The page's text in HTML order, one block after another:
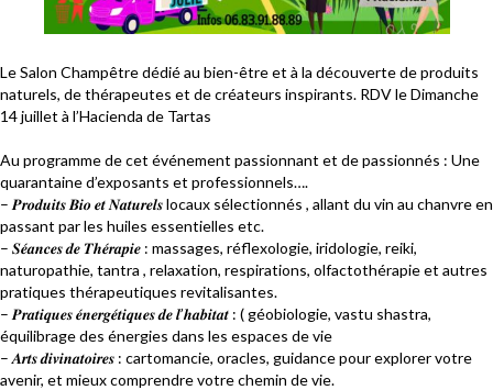
Le Salon Champêtre dédié au bien-être et à la découverte de produits
naturels, de thérapeutes et de créateurs inspirants. RDV le Dimanche
14 juillet à l’Hacienda de Tartas
Au programme de cet événement passionnant et de passionnés : Une
quarantaine d’exposants et professionnels….
– 𝑷𝒓𝒐𝒅𝒖𝒊𝒕𝒔 𝑩𝒊𝒐 𝒆𝒕 𝑵𝒂𝒕𝒖𝒓𝒆𝒍𝒔 locaux sélectionnés , allant du vin au chanvre en
passant par les huiles essentielles etc.
– 𝑺𝒆́𝒂𝒏𝒄𝒆𝒔 𝒅𝒆 𝑻𝒉𝒆́𝒓𝒂𝒑𝒊𝒆 : massages, réflexologie, iridologie, reiki,
naturopathie, tantra , relaxation, respirations, olfactothérapie et autres
pratiques thérapeutiques revitalisantes.
– 𝑷𝒓𝒂𝒕𝒊𝒒𝒖𝒆𝒔 𝒆́𝒏𝒆𝒓𝒈𝒆́𝒕𝒊𝒒𝒖𝒆𝒔 𝒅𝒆 𝒍’𝒉𝒂𝒃𝒊𝒕𝒂𝒕 : ( géobiologie, vastu shastra,
équilibrage des énergies dans les espaces de vie
– 𝑨𝒓𝒕𝒔 𝒅𝒊𝒗𝒊𝒏𝒂𝒕𝒐𝒊𝒓𝒆𝒔 : cartomancie, oracles, guidance pour explorer votre
avenir, et mieux comprendre votre chemin de vie.